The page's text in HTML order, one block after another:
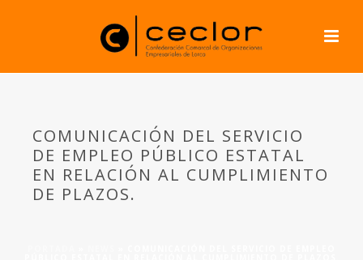
COMUNICACIÓN DEL SERVICIO
DE EMPLEO PÚBLICO ESTATAL
EN RELACIÓN AL CUMPLIMIENTO
DE PLAZOS.